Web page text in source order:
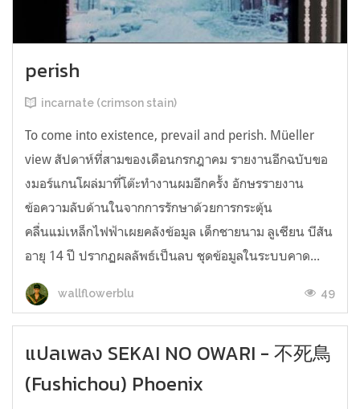
perish
incarnate (crimson stain)
To come into existence, prevail and perish. Müeller
view สัปดาห์ที่สามของเดือนกรกฎาคม รายงานอีกฉบับขอ
งมอร์แกนโผล่มาที่โต๊ะทำงานผมอีกครั้ง อักษรรายงาน
ข้อความลับด้านในจากการรักษาด้วยการกระตุ้น
คลื่นแม่เหล็กไฟฟ้าเผยคลังข้อมูล เด็กชายนาม ลูเซียน บีสัน
อายุ 14 ปี ปรากฏผลลัพธ์เป็นลบ ชุดข้อมูลในระบบคาด...
wallflowerblu 49
แปลเพลง SEKAI NO OWARI - 不死鳥
(Fushichou) Phoenix